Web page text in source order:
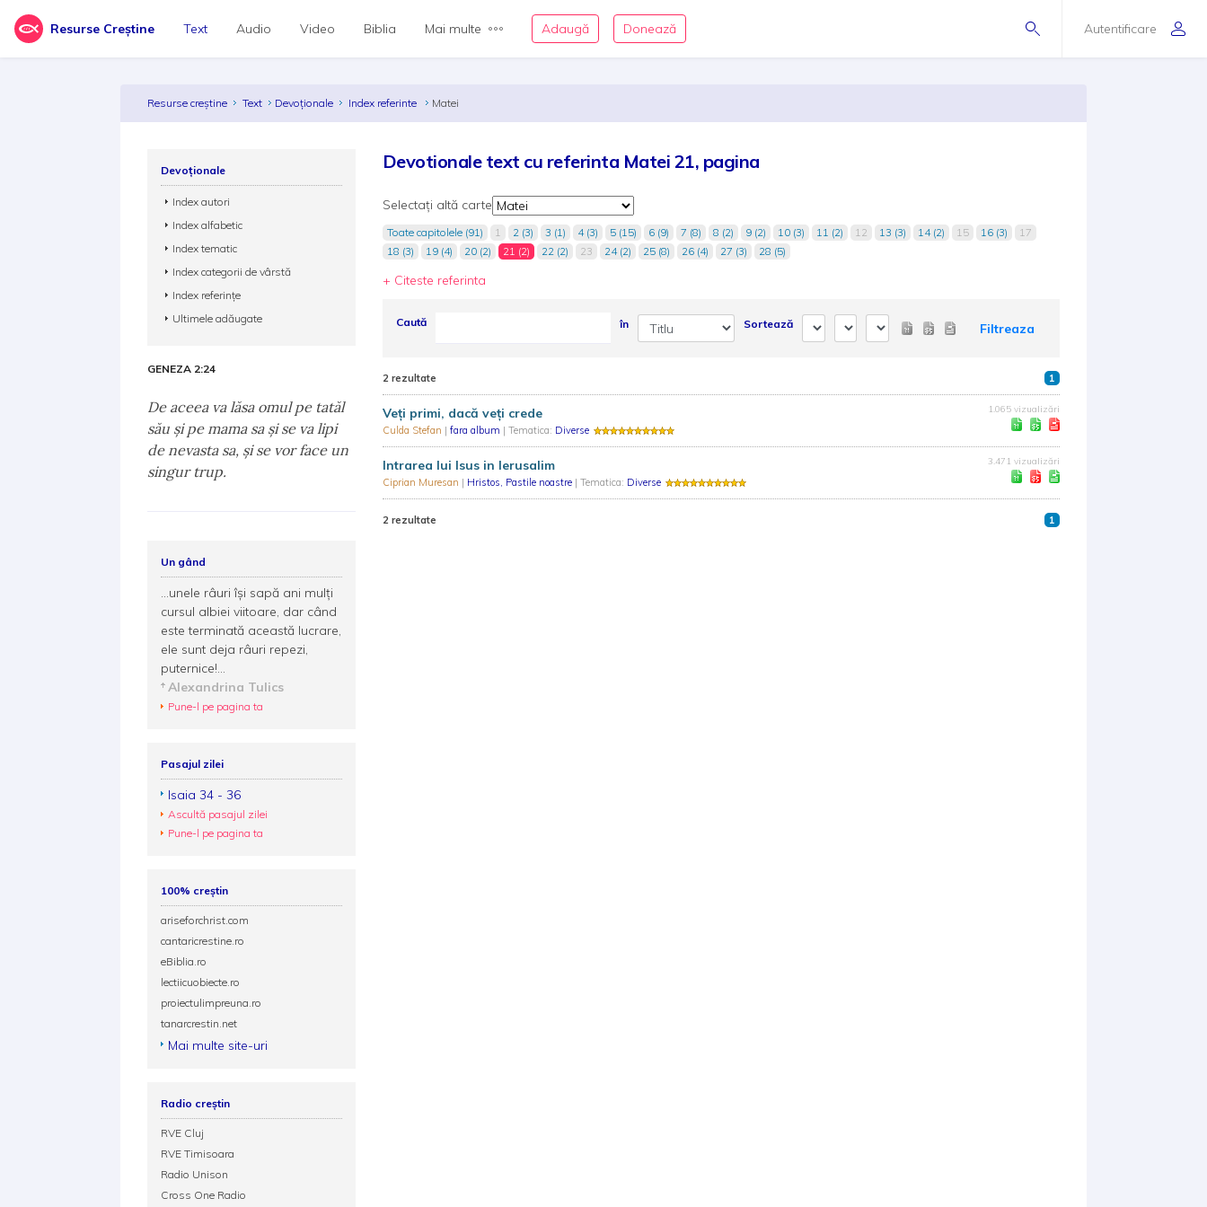
Resurse Creștine Autentificare
Text Audio Video Biblia Mai multe Adaugă Donează
Resurse creștine Text Devoționale Index referinte Matei
Devotionale text cu referinta Matei 21, pagina
Selectați altă carte
Toate capitolele (91) 1 2 (3) 3 (1) 4 (3) 5 (15) 6 (9) 7 (8) 8 (2) 9 (2) 10 (3) 11 (2) 12 13 (3) 14 (2) 15 16 (3)
17
18 (3)
19 (4) 20 (2) 21 (2) 22 (2) 23 24 (2) 25 (8) 26 (4) 27 (3) 28 (5)
+ Citeste referinta
Caută în Sortează Filtreaza
2 rezultate 1
Veți primi, dacă veți crede
Culda Stefan | fara album | Tematica: Diverse
1.065 vizualizări
Intrarea lui Isus in Ierusalim
Ciprian Muresan | Hristos, Pastile noastre | Tematica: Diverse
3.471 vizualizări
2 rezultate 1
Devoționale
Index autori
Index alfabetic
Index tematic
Index categorii de vârstă
Index referințe
Ultimele adăugate
GENEZA 2:24
De aceea va lăsa omul pe tatăl
său şi pe mama sa şi se va lipi
de nevasta sa, şi se vor face un
singur trup.
Un gând
...unele râuri îşi sapă ani mulţi
cursul albiei viitoare, dar când
este terminată această lucrare,
ele sunt deja râuri repezi,
puternice!...
Alexandrina Tulics
Pune-l pe pagina ta
Pasajul zilei
Isaia 34 - 36
Ascultă pasajul zilei
Pune-l pe pagina ta
100% creștin
ariseforchrist.com
cantaricrestine.ro
eBiblia.ro
lectiicuobiecte.ro
proiectulimpreuna.ro
tanarcrestin.net
Mai multe site-uri
Radio creștin
RVE Cluj
RVE Timisoara
Radio Unison
Cross One Radio